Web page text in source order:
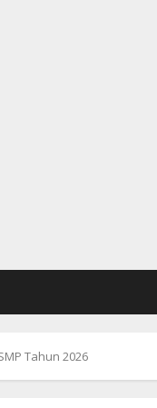
Tahun 2026